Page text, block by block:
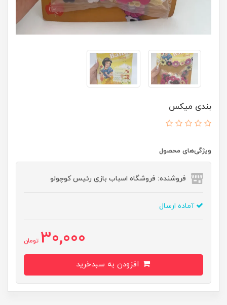
بندی میکس
ویژگی‌های محصول
فروشنده: فروشگاه اسباب بازی رئیس کوچولو
آماده ارسال
30,000 تومان